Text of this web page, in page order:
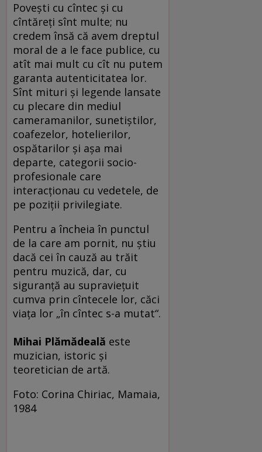
Poveşti cu cîntec şi cu
cîntăreţi sînt multe; nu
credem însă că avem dreptul
moral de a le face publice, cu
atît mai mult cu cît nu putem
garanta autenticitatea lor.
Sînt mituri şi legende lansate
cu plecare din mediul
cameramanilor, sunetiştilor,
coafezelor, hotelierilor,
ospătarilor şi aşa mai
departe, categorii socio-
profesionale care
interacţionau cu vedetele, de
pe poziţii privilegiate.
Pentru a încheia în punctul
de la care am pornit, nu ştiu
dacă cei în cauză au trăit
pentru muzică, dar, cu
siguranţă au supravieţuit
cumva prin cîntecele lor, căci
viaţa lor „în cîntec s-a mutat“.
Mihai Plămădeală este
muzician, istoric şi
teoretician de artă.
Foto: Corina Chiriac, Mamaia,
1984